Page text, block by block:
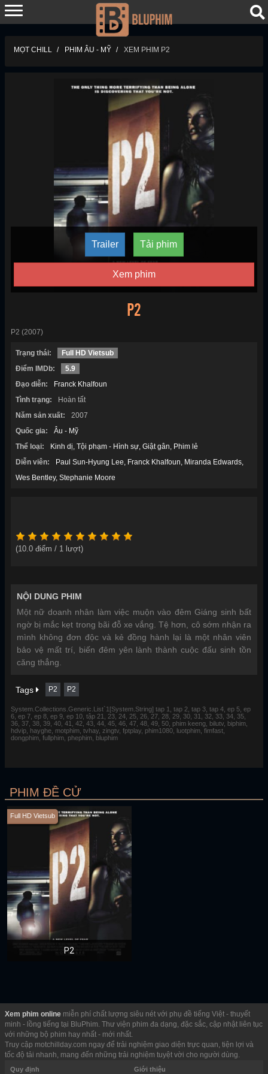
MỌT CHILL PHIM ÂU - MỸ XEM PHIM P2
Trailer Tải phim
Xem phim
P2
P2 (2007)
Trạng thái:
Full HD Vietsub
Điểm IMDb:
5.9
Đạo diễn:
Franck Khalfoun
Tình trạng:
Hoàn tất
Năm sản xuất:
2007
Quốc gia:
Âu - Mỹ
Thể loại:
Kinh dị Tội phạm - Hình sự Giật gân
Phim lẻ
Diễn viên:
Paul Sun-Hyung Lee Franck Khalfoun
Miranda Edwards
Wes Bentley Stephanie Moore
(10.0 điểm / 1 lượt)
NỘI DUNG PHIM
Một nữ doanh nhân làm việc muộn vào đêm Giáng sinh bất
ngờ bị mắc kẹt trong bãi đỗ xe vắng. Tệ hơn, cô sớm nhận ra
mình không đơn độc và kẻ đồng hành lại là một nhân viên
bảo vệ mất trí, biến đêm yên lành thành cuộc đấu sinh tồn
căng thẳng.
Tags P2 P2
System.Collections.Generic.List`1[System.String] tap 1, tap 2, tap 3, tap 4, ep 5, ep
6, ep 7, ep 8, ep 9, ep 10, tập 21, 23, 24, 25, 26, 27, 28, 29, 30, 31, 32, 33, 34, 35,
36, 37, 38, 39, 40, 41, 42, 43, 44, 45, 46, 47, 48, 49, 50, phim keeng, bilutv, biphim,
hdvip, hayghe, motphim, tvhay, zingtv, fptplay, phim1080, luotphim, fimfast,
dongphim, fullphim, phephim, bluphim
PHIM ĐỀ CỬ
Full HD Vietsub
P2
Xem phim online miễn phí chất lượng siêu nét với phụ đề tiếng Việt - thuyết
minh - lồng tiếng tại BluPhim. Thư viện phim đa dạng, đặc sắc, cập nhật liên tục
với những bộ phim hay nhất - mới nhất.
Truy cập motchillday.com ngay để trải nghiệm giao diện trực quan, tiện lợi và
tốc độ tải nhanh, mang đến những trải nghiệm tuyệt vời cho người dùng.
Quy định Giới thiệu